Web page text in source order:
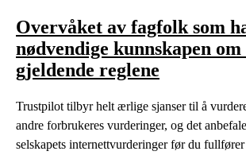
Overvåket av fagfolk som
nødvendige kunnskapen om
gjeldende reglene
Trustpilot tilbyr helt ærlige sjanser til å
andre forbrukeres vurderinger, og det
selskapets internettvurderinger før du